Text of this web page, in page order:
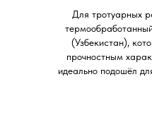
Для тротуарных
(Узбекистан),
прочностным
идеально подошёл